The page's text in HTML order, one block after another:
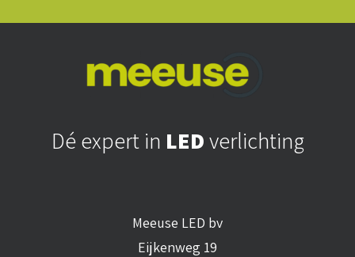
Dé expert in LEDverlichting
Meeuse LED bv
Eijkenweg 19